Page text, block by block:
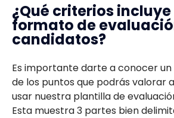
¿Qué criterios
formato de
candidatos?
Es importante darte a conocer
de los puntos que podrás valorar
usar nuestra plantilla de
Esta muestra 3 partes bien